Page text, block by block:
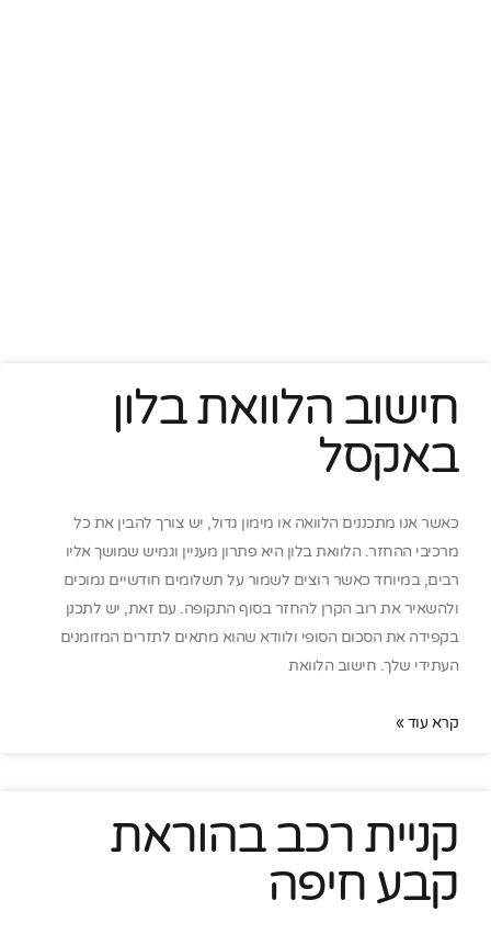
חישוב הלוואת בלון
באקסל
כאשר אנו מתכננים הלוואה או מימון גדול, יש צורך להבין את כל
מרכיבי ההחזר. הלוואת בלון היא פתרון מעניין וגמיש שמושך אליו
רבים, במיוחד כאשר רוצים לשמור על תשלומים חודשיים נמוכים
ולהשאיר את רוב הקרן להחזר בסוף התקופה. עם זאת, יש לתכנן
בקפידה את הסכום הסופי ולוודא שהוא מתאים לתזרים המזומנים
העתידי שלך. חישוב הלוואת
קרא עוד »
קניית רכב בהוראת
קבע חיפה